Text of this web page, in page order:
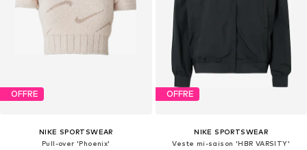
OFFRE
NIKE SPORTSWEAR
Pull-over 'Phoenix'
OFFRE
NIKE SPORTSWEAR
Veste mi-saison 'HBR VARSITY'